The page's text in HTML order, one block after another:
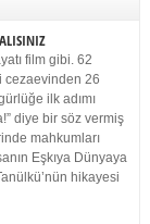
film gibi. 62
cezaevinden 26
ilk adımı
diye bir söz vermiş
mahkumları
Eşkıya Dünyaya
hikayesi